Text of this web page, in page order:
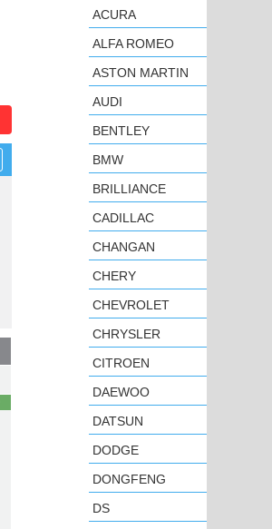
ACURA
ALFA ROMEO
ASTON MARTIN
AUDI
BENTLEY
BMW
BRILLIANCE
CADILLAC
CHANGAN
CHERY
CHEVROLET
CHRYSLER
CITROEN
DAEWOO
DATSUN
DODGE
DONGFENG
DS